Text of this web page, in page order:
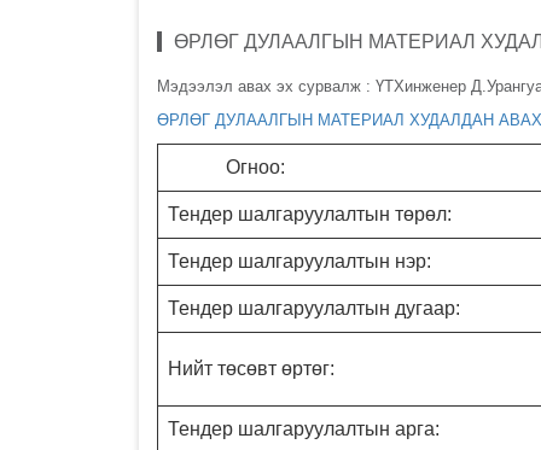
ӨРЛӨГ ДУЛААЛГЫН МАТЕРИАЛ
Мэдээлэл авах эх сурвалж : ҮТХинженер
ӨРЛӨГ ДУЛААЛГЫН МАТЕРИАЛ ХУДАЛДАН АВАХ
Огноо:
Тендер шалгаруулалтын төрөл:
Тендер шалгаруулалтын нэр:
Тендер шалгаруулалтын дугаар:
Нийт төсөвт өртөг:
Тендер шалгаруулалтын арга: